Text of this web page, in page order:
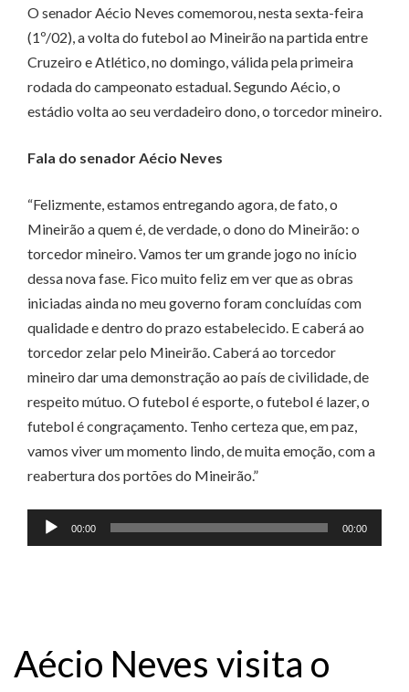
O senador Aécio Neves comemorou, nesta sexta-feira
(1º/02), a volta do futebol ao Mineirão na partida entre
Cruzeiro e Atlético, no domingo, válida pela primeira
rodada do campeonato estadual. Segundo Aécio, o
estádio volta ao seu verdadeiro dono, o torcedor mineiro.
Fala do senador Aécio Neves
“Felizmente, estamos entregando agora, de fato, o
Mineirão a quem é, de verdade, o dono do Mineirão: o
torcedor mineiro. Vamos ter um grande jogo no início
dessa nova fase. Fico muito feliz em ver que as obras
iniciadas ainda no meu governo foram concluídas com
qualidade e dentro do prazo estabelecido. E caberá ao
torcedor zelar pelo Mineirão. Caberá ao torcedor
mineiro dar uma demonstração ao país de civilidade, de
respeito mútuo. O futebol é esporte, o futebol é lazer, o
futebol é congraçamento. Tenho certeza que, em paz,
vamos viver um momento lindo, de muita emoção, com a
reabertura dos portões do Mineirão.”
Tocador
de
00:00 00:00
Aécio Neves visita o